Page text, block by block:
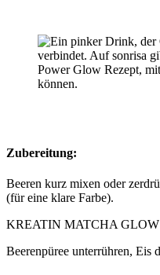
Zubereitung:
Beeren kurz mixen oder
(für eine klare Farbe).
KREATIN MATCHA GLOW
Beerenpüree unterrühren, Eis